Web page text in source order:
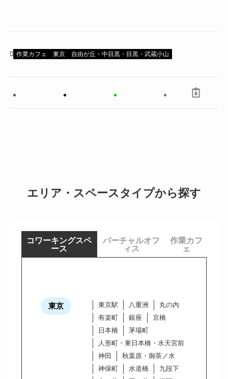
作業カフェ 東京 自由が丘・中目黒・目黒・武蔵小山
エリア・スペースタイプから探す
コワーキングスペ
ース
バーチャルオフ
ィス
作業カフ
ェ
東京 東京駅 八重洲
丸の内
有楽町
銀座
京橋
日本橋
茅場町
人形町・東日本橋・水天宮前
神田
秋葉原・御茶ノ水
神保町
水道橋
九段下